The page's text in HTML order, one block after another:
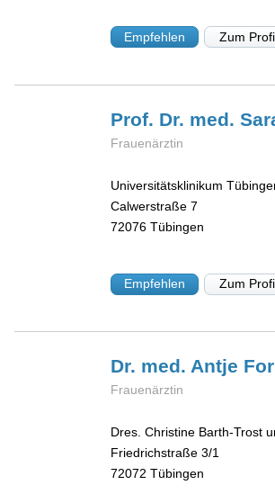
Empfehlen Zum
Prof. Dr. med.
Frauenärztin
Universitätsklinikum
Calwerstraße 7
72076 Tübingen
Empfehlen Zum
Dr. med. Antje
Frauenärztin
Dres. Christine Barth-Trost
Friedrichstraße 3/1
72072 Tübingen